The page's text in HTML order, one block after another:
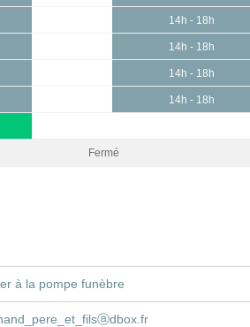
14h - 18h
14h - 18h
14h - 18h
14h - 18h
Fermé
à la pompe funèbre